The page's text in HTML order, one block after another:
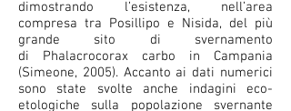
dimostrando l’esistenza, nell’area
compresa tra Posillipo e Nisida, del più
grande sito di svernamento
di Phalacrocorax carbo in Campania
(Simeone, 2005). Accanto ai dati numerici
sono state svolte anche indagini eco-
etologiche sulla popolazione svernante